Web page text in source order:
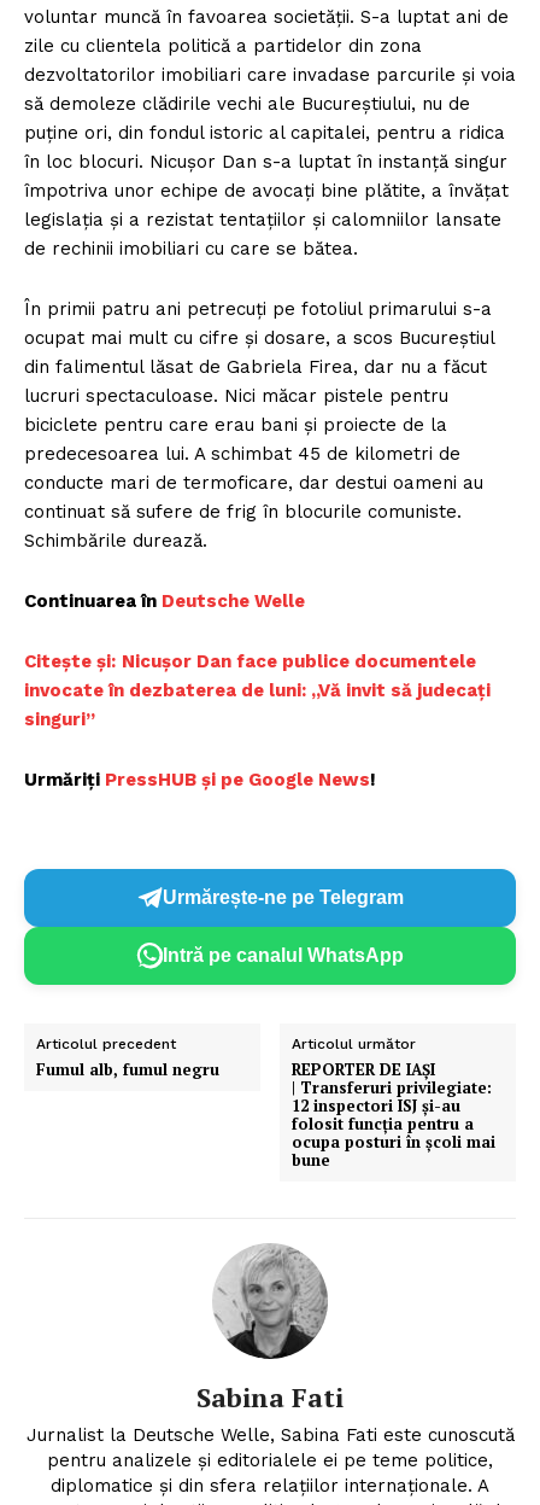
voluntar muncă în favoarea societății. S-a luptat ani de
zile cu clientela politică a partidelor din zona
dezvoltatorilor imobiliari care invadase parcurile și voia
să demoleze clădirile vechi ale Bucureștiului, nu de
puține ori, din fondul istoric al capitalei, pentru a ridica
în loc blocuri. Nicușor Dan s-a luptat în instanță singur
împotriva unor echipe de avocați bine plătite, a învățat
legislația și a rezistat tentațiilor și calomniilor lansate
de rechinii imobiliari cu care se bătea.
În primii patru ani petrecuți pe fotoliul primarului s-a
ocupat mai mult cu cifre și dosare, a scos Bucureștiul
din falimentul lăsat de Gabriela Firea, dar nu a făcut
lucruri spectaculoase. Nici măcar pistele pentru
biciclete pentru care erau bani și proiecte de la
predecesoarea lui. A schimbat 45 de kilometri de
conducte mari de termoficare, dar destui oameni au
continuat să sufere de frig în blocurile comuniste.
Schimbările durează.
Continuarea în Deutsche Welle
Citește și: Nicușor Dan face publice documentele
invocate în dezbaterea de luni: „Vă invit să judecați
singuri”
Urmăriți PressHUB și pe Google News!
Urmărește-ne pe Telegram
Intră pe canalul WhatsApp
Articolul precedent
Fumul alb, fumul negru
Articolul următor
REPORTER DE IAȘI
| Transferuri privilegiate:
12 inspectori ISJ și-au
folosit funcția pentru a
ocupa posturi în școli mai
bune
Sabina Fati
Jurnalist la Deutsche Welle, Sabina Fati este cunoscută
pentru analizele şi editorialele ei pe teme politice,
diplomatice şi din sfera relaţiilor internaţionale. A